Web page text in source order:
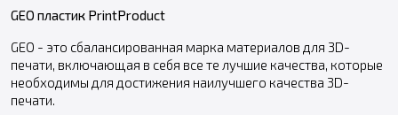
GEO пластик PrintProduct
GEO - это сбалансированная марка материалов для 3D-
печати, включающая в себя все те лучшие качества, которые
необходимы для достижения наилучшего качества 3D-
печати.